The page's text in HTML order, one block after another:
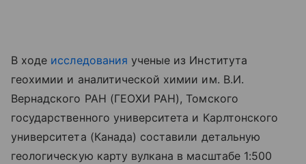
В ходе исследования ученые из Института
геохимии и аналитической химии им. В.И.
Вернадского РАН (ГЕОХИ РАН), Томского
государственного университета и Карлтонского
университета (Канада) составили детальную
геологическую карту вулкана в масштабе 1:500